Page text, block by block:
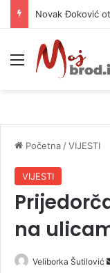
Novak Đoković
Meni
Početna /VIJESTI
VIJESTI
na
Veliborka Šutilović